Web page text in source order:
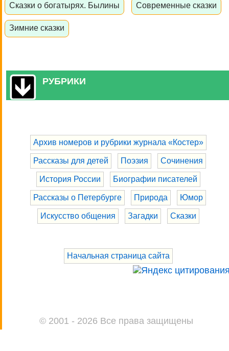
Сказки о богатырях. Былины Современные сказки
Зимние сказки
РУБРИКИ
Архив номеров и рубрики журнала «Костер»
Рассказы для детей Поэзия Сочинения
История России Биографии писателей
Рассказы о Петербурге Природа Юмор
Искусство общения Загадки Сказки
Начальная страница сайта
© 2001 - 2026 Все права защищены